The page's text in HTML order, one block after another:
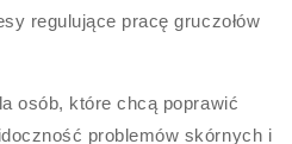
regulujące pracę gruczołów
osób, które chcą poprawić
problemów skórnych i